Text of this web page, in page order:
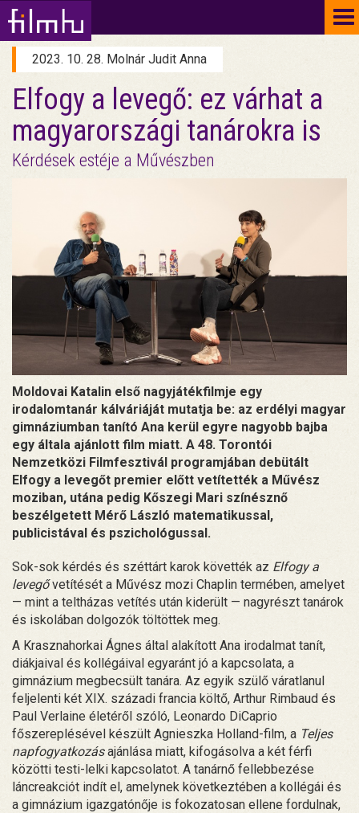
2023. 10. 28. Molnár Judit Anna
Elfogy a levegő: ez várhat a
magyarországi tanárokra is
Kérdések estéje a Művészben
Moldovai Katalin első nagyjátékfilmje egy
irodalomtanár kálváriáját mutatja be: az erdélyi magyar
gimnáziumban tanító Ana kerül egyre nagyobb bajba
egy általa ajánlott film miatt. A 48. Torontói
Nemzetközi Filmfesztivál programjában debütált
Elfogy a levegőt premier előtt vetítették a Művész
moziban, utána pedig Kőszegi Mari színésznő
beszélgetett Mérő László matematikussal,
publicistával és pszichológussal.
Sok-sok kérdés és széttárt karok követték az Elfogy a
levegővetítését a Művész mozi Chaplin termében, amelyet
— mint a teltházas vetítés után kiderült — nagyrészt tanárok
és iskolában dolgozók töltöttek meg.
A Krasznahorkai Ágnes által alakított Ana irodalmat tanít,
diákjaival és kollégáival egyaránt jó a kapcsolata, a
gimnázium megbecsült tanára. Az egyik szülő váratlanul
feljelenti két XIX. századi francia költő, Arthur Rimbaud és
Paul Verlaine életéről szóló, Leonardo DiCaprio
főszereplésével készült Agnieszka Holland-film, a Teljes
napfogyatkozásajánlása miatt, kifogásolva a két férfi
közötti testi-lelki kapcsolatot. A tanárnő fellebbezése
láncreakciót indít el, amelynek következtében a kollégái és
a gimnázium igazgatónője is fokozatosan ellene fordulnak,